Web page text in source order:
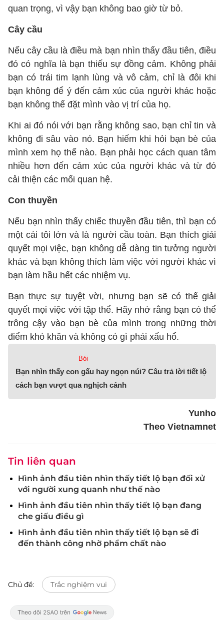
quan trọng, vì vậy bạn không bao giờ từ bỏ.
Cây cầu
Nếu cây cầu là điều mà bạn nhìn thấy đầu tiên, điều
đó có nghĩa là bạn thiếu sự đồng cảm. Không phải
bạn có trái tim lạnh lùng và vô cảm, chỉ là đôi khi
bạn không để ý đến cảm xúc của người khác hoặc
bạn không thể đặt mình vào vị trí của họ.
Khi ai đó nói với bạn rằng không sao, bạn chỉ tin và
không đi sâu vào nó. Bạn hiếm khi hỏi bạn bè của
mình xem họ thế nào. Bạn phải học cách quan tâm
nhiều hơn đến cảm xúc của người khác và từ đó
cải thiện các mối quan hệ.
Con thuyền
Nếu bạn nhìn thấy chiếc thuyền đầu tiên, thì bạn có
một cái tôi lớn và là người cầu toàn. Bạn thích giải
quyết mọi việc, bạn không dễ dàng tin tưởng người
khác và bạn không thích làm việc với người khác vì
bạn làm hầu hết các nhiệm vụ.
Bạn thực sự tuyệt vời, nhưng bạn sẽ có thể giải
quyết mọi việc với tập thể. Hãy nhớ rằng bạn có thể
trông cậy vào bạn bè của mình trong những thời
điểm khó khăn và không có gì phải xấu hổ.
Bói
Bạn nhìn thấy con gấu hay ngọn núi? Câu trả lời tiết lộ
cách bạn vượt qua nghịch cảnh
Yunho
Theo Vietnamnet
Tin liên quan
Hình ảnh đầu tiên nhìn thấy tiết lộ bạn đối xử
với người xung quanh như thế nào
Hình ảnh đầu tiên nhìn thấy tiết lộ bạn đang
che giấu điều gì
Hình ảnh đầu tiên nhìn thấy tiết lộ bạn sẽ đi
đến thành công nhờ phẩm chất nào
Chủ đề: Trắc nghiệm vui